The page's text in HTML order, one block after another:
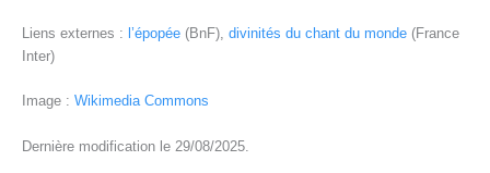
Liens externes : l’épopée (BnF), divinités du chant du monde (France
Inter)
Image : Wikimedia Commons
Dernière modification le 29/08/2025.